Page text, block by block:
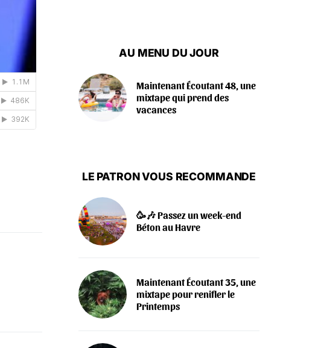
AU MENU DU JOUR
Maintenant Écoutant 48, une
mixtape qui prend des
vacances
LE PATRON VOUS RECOMMANDE
🥳🎶 Passez un week-end
Béton au Havre
Maintenant Écoutant 35, une
mixtape pour renifler le
Printemps